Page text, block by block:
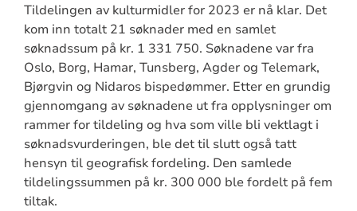
Tildelingen av kulturmidler for 2023 er nå klar. Det
kom inn totalt 21 søknader med en samlet
søknadssum på kr. 1 331 750. Søknadene var fra
Oslo, Borg, Hamar, Tunsberg, Agder og Telemark,
Bjørgvin og Nidaros bispedømmer. Etter en grundig
gjennomgang av søknadene ut fra opplysninger om
rammer for tildeling og hva som ville bli vektlagt i
søknadsvurderingen, ble det til slutt også tatt
hensyn til geografisk fordeling. Den samlede
tildelingssummen på kr. 300 000 ble fordelt på fem
tiltak.